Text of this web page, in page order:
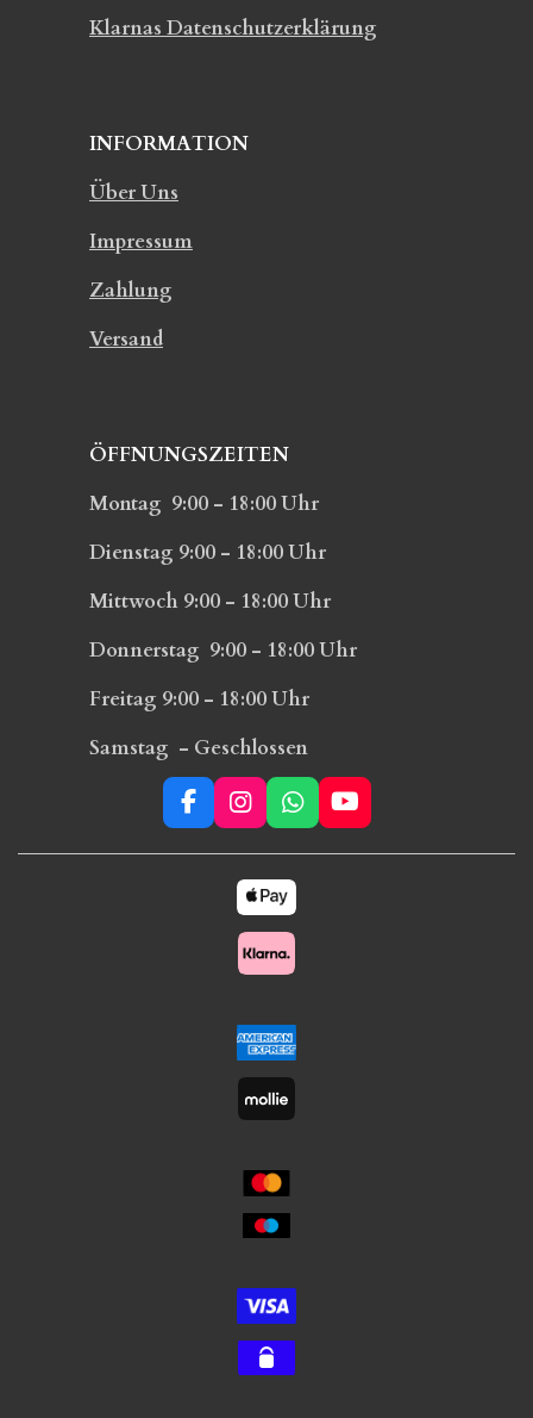
Klarnas Datenschutzerklärung
INFORMATION
Über Uns
Impressum
Zahlung
Versand
ÖFFNUNGSZEITEN
Montag 9:00 - 18:00 Uhr
Dienstag 9:00 - 18:00 Uhr
Mittwoch 9:00 - 18:00 Uhr
Donnerstag 9:00 - 18:00 Uhr
Freitag 9:00 - 18:00 Uhr
Samstag - Geschlossen
F
a
c
I
n
s
t
a
g
r
a
W
h
a
t
s
A
p
Y
o
u